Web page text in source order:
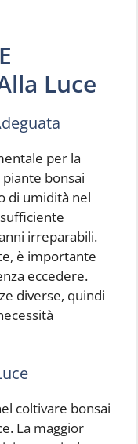
Luce
per la
bonsai
di umidità nel
irreparabili.
è importante
eccedere.
diverse, quindi
coltivare bonsai
La maggior